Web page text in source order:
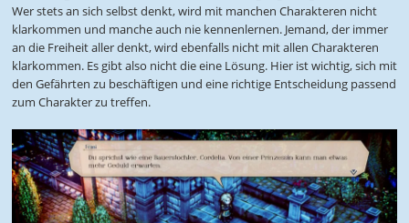
Wer stets an sich selbst denkt, wird mit manchen Charakteren nicht
klarkommen und manche auch nie kennenlernen. Jemand, der immer
an die Freiheit aller denkt, wird ebenfalls nicht mit allen Charakteren
klarkommen. Es gibt also nicht die eine Lösung. Hier ist wichtig, sich mit
den Gefährten zu beschäftigen und eine richtige Entscheidung passend
zum Charakter zu treffen.